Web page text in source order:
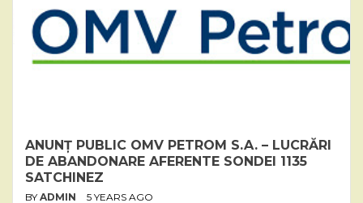
ANUNȚ PUBLIC OMV PETROM S.A. – LUCRĂRI
DE ABANDONARE AFERENTE SONDEI 1135
SATCHINEZ
BY ADMIN 5 YEARS AGO